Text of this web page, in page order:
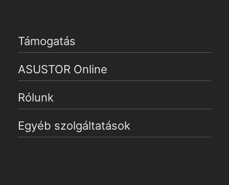
Támogatás
ASUSTOR Online
Rólunk
Egyéb szolgáltatások